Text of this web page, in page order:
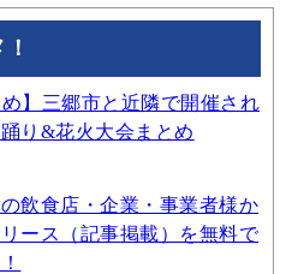
め】三郷市と近隣で開催され
り&花火大会まとめ
飲食店・企業・事業者様か
ース（記事掲載）を無料で